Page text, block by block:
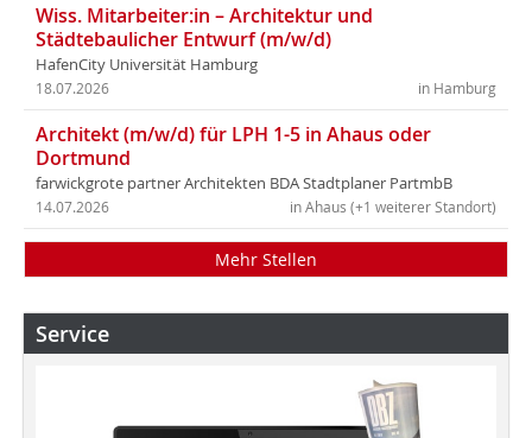
Wiss. Mitarbeiter:in – Architektur und
Städtebaulicher Entwurf (m/w/d)
HafenCity Universität Hamburg
in Hamburg
18.07.2026
Architekt (m/w/d) für LPH 1-5 in Ahaus oder
Dortmund
farwickgrote partner Architekten BDA Stadtplaner PartmbB
in Ahaus (+1 weiterer Standort)
14.07.2026
Mehr Stellen
Service